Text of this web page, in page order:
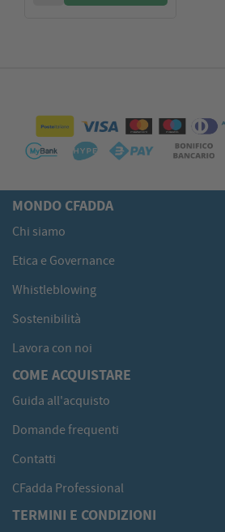
MONDO CFADDA
Chi siamo
Etica e Governance
Whistleblowing
Sostenibilità
Lavora con noi
COME ACQUISTARE
Guida all'acquisto
Domande frequenti
Contatti
CFadda Professional
TERMINI E CONDIZIONI